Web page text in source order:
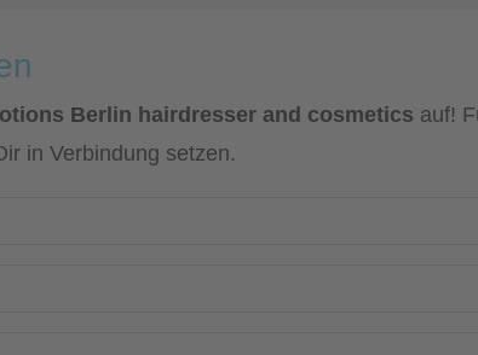
Berlin hairdresser and cosmetics auf!
in Verbindung setzen.